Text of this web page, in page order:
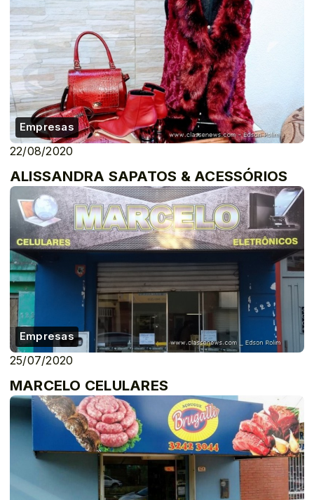
Empresas
22/08/2020
ALISSANDRA SAPATOS & ACESSÓRIOS
Empresas
25/07/2020
MARCELO CELULARES